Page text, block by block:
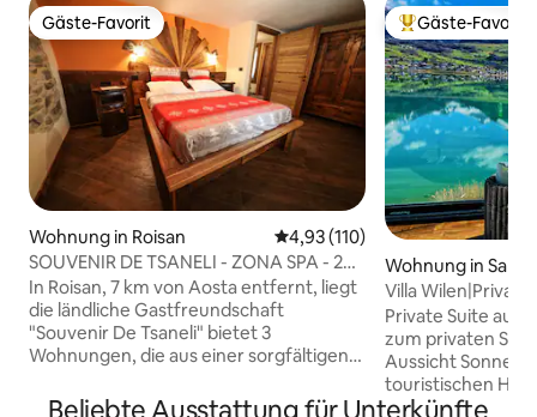
Gäste-Favorit
Gäste-Favorit
Wohnung in Roisan Durchschnittliche Bewertung:
4,93 (110)
SOUVENIR DE TSANELI - ZONA SPA - 2
ZIMMER - ERDGESCHOSS
In Roisan, 7 km von Aosta entfernt, liegt
die ländliche Gastfreundschaft
"Souvenir De Tsaneli" bietet 3
Wohnungen, die aus einer sorgfältigen
Urgroßeltern stammen. Alle
Beliebter Gäste-
Gäste-Favorit
Wohnung in
Villa Wilen|Privat
atemberaubende
Private Suite auf
zum privaten
Aussicht
touristischen
Stunde entfernt.